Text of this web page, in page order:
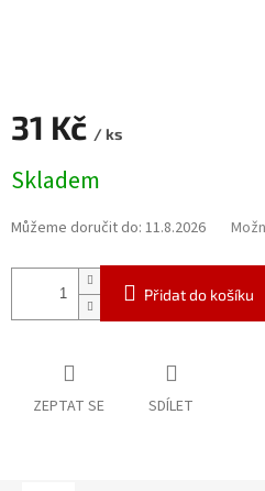
31 Kč / ks
cena:
Skladem
Můžeme doručit do: 11.8.2026
Přidat do košíku
ZEPTAT SE SDÍLET